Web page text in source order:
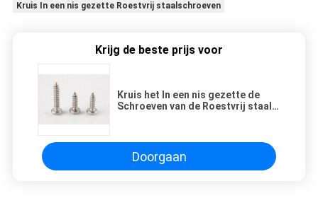
Kruis In een nis gezette Roestvrij staalschroeven
Krijg de beste prijs voor
Kruis het In een nis gezette de
Schroeven van de Roestvrij staal
Doorgaan